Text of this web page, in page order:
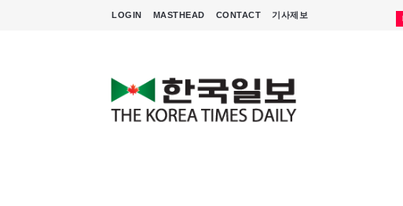
LOGIN MASTHEAD CONTACT 기사제보